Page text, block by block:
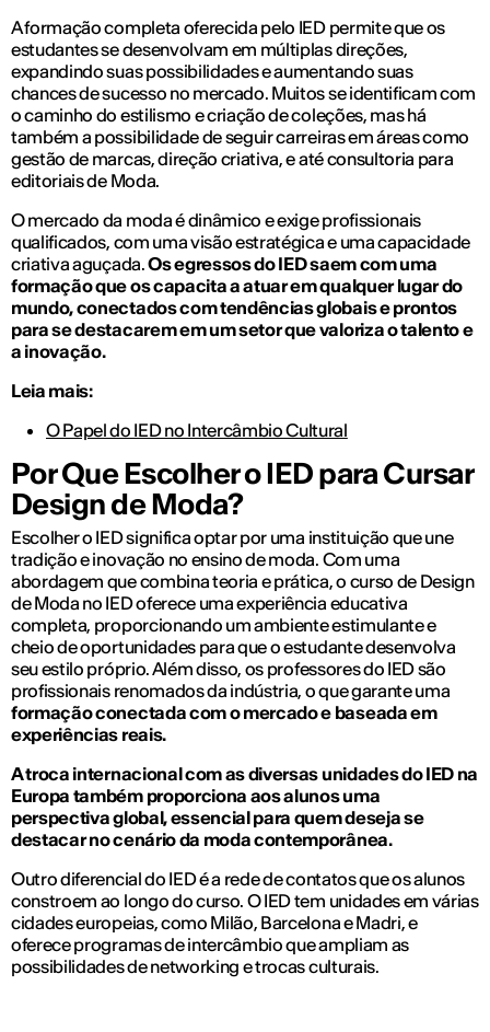
A formação completa oferecida pelo IED permite que os
estudantes se desenvolvam em múltiplas direções,
expandindo suas possibilidades e aumentando suas
chances de sucesso no mercado. Muitos se identificam com
o caminho do estilismo e criação de coleções, mas há
também a possibilidade de seguir carreiras em áreas como
gestão de marcas, direção criativa, e até consultoria para
editoriais de Moda.
O mercado da moda é dinâmico e exige profissionais
qualificados, com uma visão estratégica e uma capacidade
criativa aguçada.Os egressos do IED saem com uma
formação que os capacita a atuar em qualquer lugar do
mundo, conectados com tendências globais e prontos
para se destacarem em um setor que valoriza o talento e
a inovação.
Leia mais:
O Papel do IED no Intercâmbio Cultural
Por Que Escolher o IED para Cursar
Design de Moda?
Escolher o IED significa optar por uma instituição que une
tradição e inovação no ensino de moda. Com uma
abordagem que combina teoria e prática, o curso de Design
de Moda no IED oferece uma experiência educativa
completa, proporcionando um ambiente estimulante e
cheio de oportunidades para que o estudante desenvolva
seu estilo próprio. Além disso, os professores do IED são
profissionais renomados da indústria, o que garante uma
formação conectada com o mercado e baseada em
experiências reais.
A troca internacional com as diversas unidades do IED na
Europa também proporciona aos alunos uma
perspectiva global, essencial para quem deseja se
destacar no cenário da moda contemporânea.
Outro diferencial do IED é a rede de contatos que os alunos
constroem ao longo do curso. O IED tem unidades em várias
cidades europeias, como Milão, Barcelona e Madri, e
oferece programas de intercâmbio que ampliam as
possibilidades de networking e trocas culturais.